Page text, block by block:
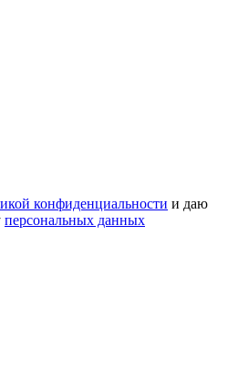
конфиденциальности и даю
персональных данных